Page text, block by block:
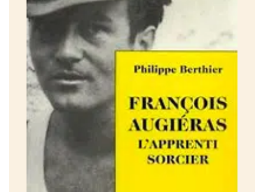
CHAPITRE III
L’enfant sauvage 69
CHAPITRE IV
«Car je t’aime, ô éternité» 99
CHAPITRE V
La roue du temps 135
CHAPITRE VI
Vers un «art d’apparition» 171
ANNEXEs